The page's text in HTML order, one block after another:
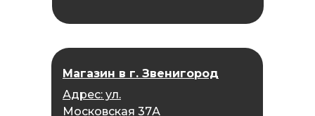
Магазин в г. Звенигород
Адрес: ул.
Московская 37А